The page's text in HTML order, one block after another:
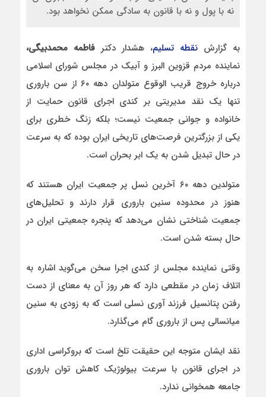
نه با پول و نه با قانون‌ به سادگی ممکن نخواهد بود.
به گزارش نقطه تسلیم، هشدار دکتر فاطمه محمدبیگی،
نماینده مردم قزوین البرز و آبیک در مجلس شورای اسلامی
درباره خروج قریب‌ الوقوع متولدان دهه ۶۰ از سن باروری
تنها یک نقد مدیریتی بر کندی اجرای قانون حمایت از
خانواده و جوانی جمعیت نیست؛ بلکه زنگ خطری برای
یکی از بزرگترین فرصت‌های تاریخی ایران بوده که به سرعت
در حال تبدیل شدن به یک ابر بحران است.
متولدین دهه ۶۰ آخرین نسل پر جمعیت ایران هستند که
هنوز در محدوده سنین باروری قرار دارند و تحلیل‌های
جمعیت‌ شناختی نشان می‌دهد که پنجره جمعیتی ایران در
حال بسته شدن است.
وقتی نماینده مجلس از کندی اجرا سخن می‌گوید اشاره به
اتلاف زمان در مقطعی دارد که هر روز آن به معنای از دست
رفتن پتانسیل فرزند آوری نسلی است که به زودی به سنین
میانسالی پس از باروری گام می‌گذارد.
نقد ایشان متوجه این حقیقت تلخ است که بروکراسی اداری
در اجرای قانون با سرعت بیولوژیک کاهش توان باروری
جامعه همخوانی ندارد.